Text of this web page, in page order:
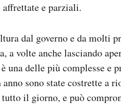
e parziali.
dal governo e da molti
a volte anche lasciando
una delle più complesse e
sono state costrette a
il giorno, e può